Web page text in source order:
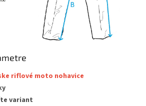
riflové moto nohavice
variant